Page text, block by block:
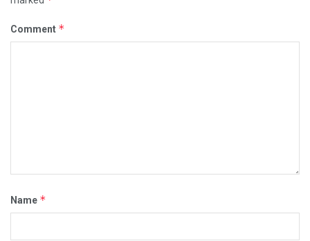
Comment *
Name *